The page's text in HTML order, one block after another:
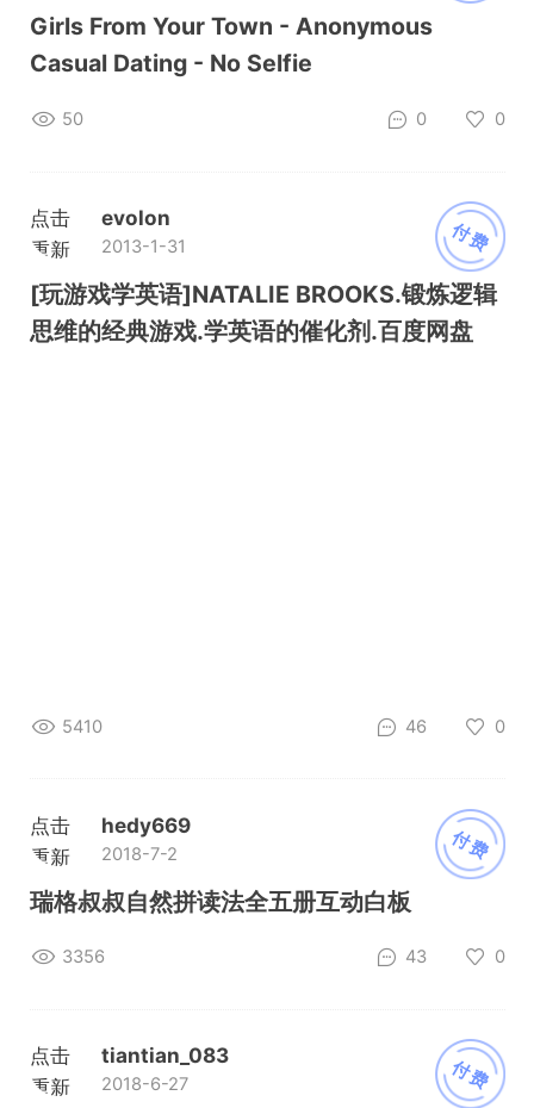
加载
Girls From Your Town - Anonymous
Casual Dating - No Selfie
50 0 0
付费
点击
重新
加载
evolon
2013-1-31
[玩游戏学英语]NATALIE BROOKS.锻炼逻辑
思维的经典游戏.学英语的催化剂.百度网盘
5410 46 0
付费
点击
重新
加载
hedy669
2018-7-2
瑞格叔叔自然拼读法全五册互动白板
3356 43 0
付费
点击
重新
tiantian_083
2018-6-27